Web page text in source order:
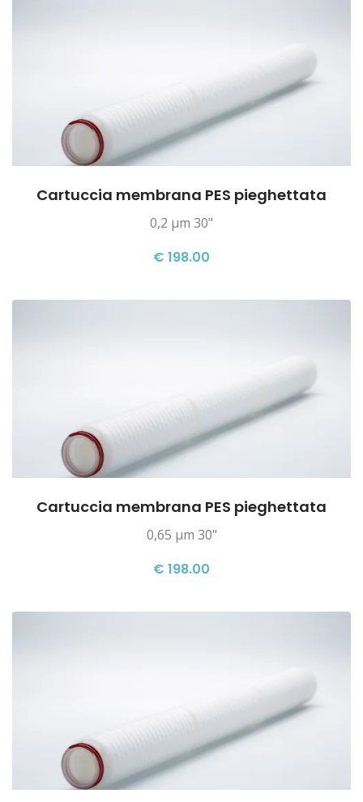
Cartuccia membrana PES pieghettata
0,2 µm 30"
€ 198.00
Cartuccia membrana PES pieghettata
0,65 µm 30"
€ 198.00